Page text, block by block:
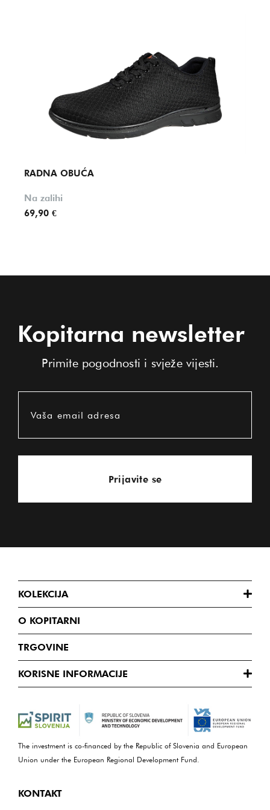
RADNA OBUĆA
Na zalihi
69,90 €
Kopitarna newsletter
Primite pogodnosti i svježe vijesti.
Vaša email adresa
Prijavite se
KOLEKCIJA
O KOPITARNI
TRGOVINE
KORISNE INFORMACIJE
The investment is co-financed by the Republic of Slovenia and European
Union under the European Regional Development Fund.
KONTAKT